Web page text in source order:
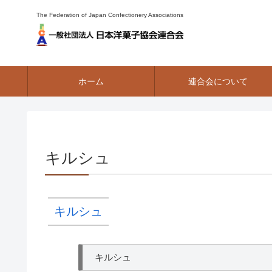
The Federation of Japan Confectionery Associations
ホーム 連合会について
キルシュ
キルシュ
キルシュ